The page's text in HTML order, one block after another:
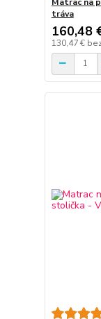
tráva
160,48
130,47 €